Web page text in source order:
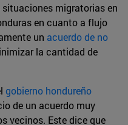
situaciones migratorias en
en cuanto a flujo
un acuerdo de no
la cantidad de
gobierno hondureño
de un acuerdo muy
vecinos. Este dice que